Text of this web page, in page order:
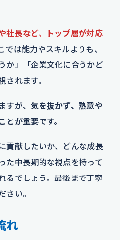
社長など、トップ層が対応
では能力やスキルよりも、
か」「企業文化に合うかど
されます。
すが、気を抜かず、熱意や
とが重要です。
貢献したいか、どんな成長
た中長期的な視点を持って
るでしょう。最後まで丁寧
さい。
れ